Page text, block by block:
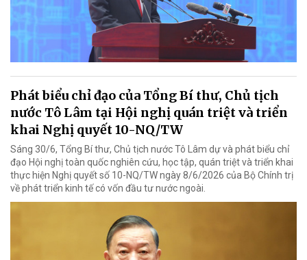
Phát biểu chỉ đạo của Tổng Bí thư, Chủ tịch
nước Tô Lâm tại Hội nghị quán triệt và triển
khai Nghị quyết 10-NQ/TW
Sáng 30/6, Tổng Bí thư, Chủ tịch nước Tô Lâm dự và phát biểu chỉ
đạo Hội nghị toàn quốc nghiên cứu, học tập, quán triệt và triển khai
thực hiện Nghị quyết số 10-NQ/TW ngày 8/6/2026 của Bộ Chính trị
về phát triển kinh tế có vốn đầu tư nước ngoài.